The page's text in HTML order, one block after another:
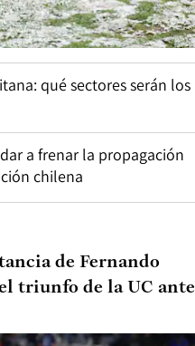
qué sectores serán los
a frenar la propagación
chilena
de Fernando
triunfo de la UC ante